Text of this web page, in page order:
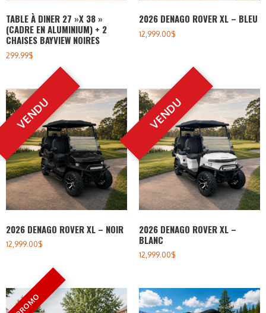
TABLE À DINER 27 »X 38 »
(CADRE EN ALUMINIUM) + 2
CHAISES BAYVIEW NOIRES
299.99$
2026 DENAGO ROVER XL – BLEU
12,999.00$
2026 DENAGO ROVER XL – NOIR
12,999.00$
2026 DENAGO ROVER XL –
BLANC
12,999.00$